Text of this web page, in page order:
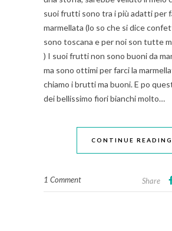
suoi frutti sono tra i più adatti per
marmellata (lo so che si dice
sono toscana e per noi son tutte
) I suoi frutti non sono buoni da
ma sono ottimi per farci la
chiamo i brutti ma buoni. E po
dei bellissimo fiori bianchi molto…
CONTINUE READING
1 Comment Share